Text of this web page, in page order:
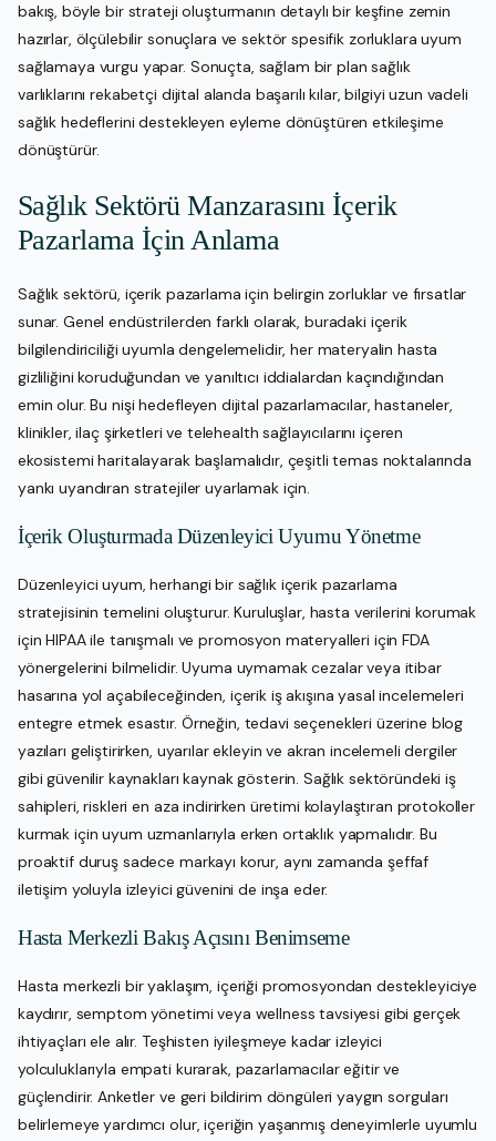
bakış, böyle bir strateji oluşturmanın detaylı bir keşfine zemin
hazırlar, ölçülebilir sonuçlara ve sektör spesifik zorluklara uyum
sağlamaya vurgu yapar. Sonuçta, sağlam bir plan sağlık
varlıklarını rekabetçi dijital alanda başarılı kılar, bilgiyi uzun vadeli
sağlık hedeflerini destekleyen eyleme dönüştüren etkileşime
dönüştürür.
Sağlık Sektörü Manzarasını İçerik
Pazarlama İçin Anlama
Sağlık sektörü, içerik pazarlama için belirgin zorluklar ve fırsatlar
sunar. Genel endüstrilerden farklı olarak, buradaki içerik
bilgilendiriciliği uyumla dengelemelidir, her materyalin hasta
gizliliğini koruduğundan ve yanıltıcı iddialardan kaçındığından
emin olur. Bu nişi hedefleyen dijital pazarlamacılar, hastaneler,
klinikler, ilaç şirketleri ve telehealth sağlayıcılarını içeren
ekosistemi haritalayarak başlamalıdır, çeşitli temas noktalarında
yankı uyandıran stratejiler uyarlamak için.
İçerik Oluşturmada Düzenleyici Uyumu Yönetme
Düzenleyici uyum, herhangi bir sağlık içerik pazarlama
stratejisinin temelini oluşturur. Kuruluşlar, hasta verilerini korumak
için HIPAA ile tanışmalı ve promosyon materyalleri için FDA
yönergelerini bilmelidir. Uyuma uymamak cezalar veya itibar
hasarına yol açabileceğinden, içerik iş akışına yasal incelemeleri
entegre etmek esastır. Örneğin, tedavi seçenekleri üzerine blog
yazıları geliştirirken, uyarılar ekleyin ve akran incelemeli dergiler
gibi güvenilir kaynakları kaynak gösterin. Sağlık sektöründeki iş
sahipleri, riskleri en aza indirirken üretimi kolaylaştıran protokoller
kurmak için uyum uzmanlarıyla erken ortaklık yapmalıdır. Bu
proaktif duruş sadece markayı korur, aynı zamanda şeffaf
iletişim yoluyla izleyici güvenini de inşa eder.
Hasta Merkezli Bakış Açısını Benimseme
Hasta merkezli bir yaklaşım, içeriği promosyondan destekleyiciye
kaydırır, semptom yönetimi veya wellness tavsiyesi gibi gerçek
ihtiyaçları ele alır. Teşhisten iyileşmeye kadar izleyici
yolculuklarıyla empati kurarak, pazarlamacılar eğitir ve
güçlendirir. Anketler ve geri bildirim döngüleri yaygın sorguları
belirlemeye yardımcı olur, içeriğin yaşanmış deneyimlerle uyumlu